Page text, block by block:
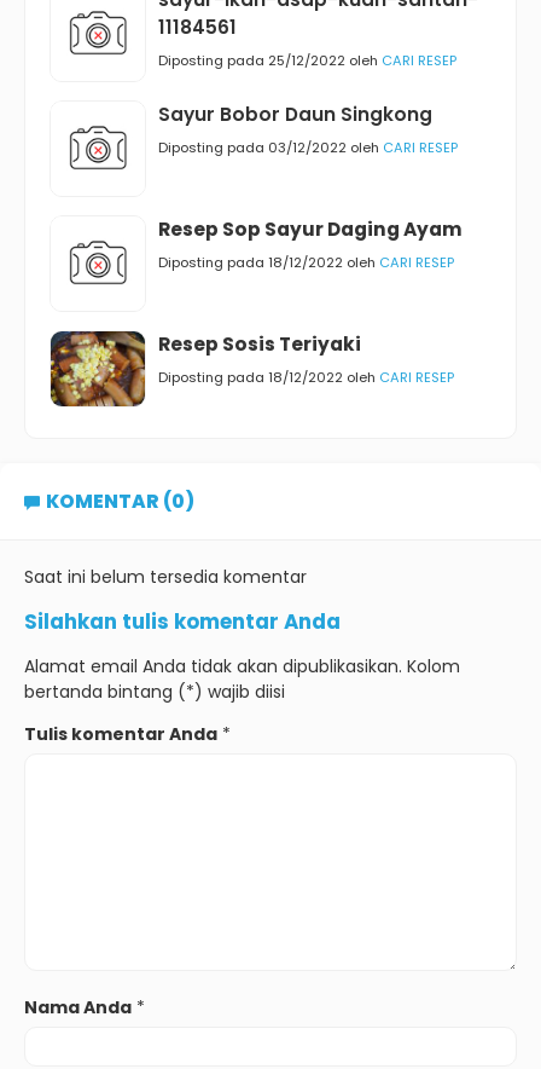
11184561
Diposting pada 25/12/2022 oleh CARI RESEP
Sayur Bobor Daun Singkong
Diposting pada 03/12/2022 oleh CARI RESEP
Resep Sop Sayur Daging Ayam
Diposting pada 18/12/2022 oleh CARI RESEP
Resep Sosis Teriyaki
Diposting pada 18/12/2022 oleh CARI RESEP
KOMENTAR (0)
Saat ini belum tersedia komentar
Silahkan tulis komentar Anda
Alamat email Anda tidak akan dipublikasikan. Kolom
bertanda bintang (*) wajib diisi
Tulis komentar Anda *
Nama Anda *